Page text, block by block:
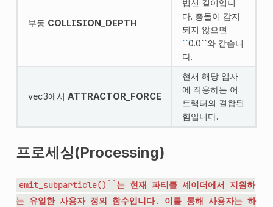
부동 COLLISION_DEPTH
법선 길이입니
다. 충돌이 감지
되지 않으면
``0.0``와 같습니
다.
vec3에서 ATTRACTOR_FORCE
현재 해당 입자
에 작용하는 어
트랙터의 결합된
힘입니다.
프로세싱(Processing)
emit_subparticle()``는 현재 파티클 셰이더에서 지원하
는 유일한 사용자 정의 함수입니다. 이를 통해 사용자는 하